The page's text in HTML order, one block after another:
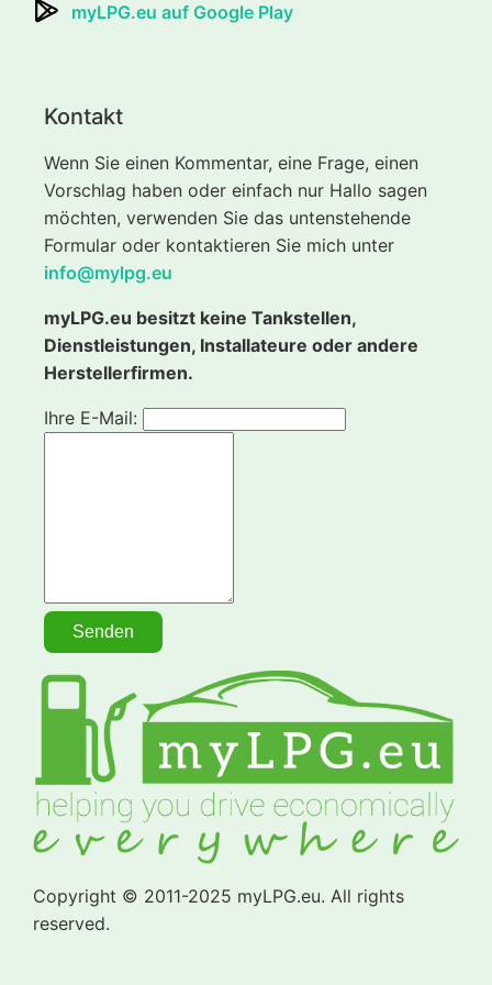
myLPG.eu auf Google Play
Kontakt
Wenn Sie einen Kommentar, eine Frage, einen
Vorschlag haben oder einfach nur Hallo sagen
möchten, verwenden Sie das untenstehende
Formular oder kontaktieren Sie mich unter
info@mylpg.eu
myLPG.eu besitzt keine Tankstellen,
Dienstleistungen, Installateure oder andere
Herstellerfirmen.
Ihre E-Mail:
Copyright © 2011-2025 myLPG.eu. All rights
reserved.